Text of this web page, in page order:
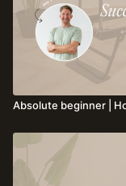
Absolute beginner |